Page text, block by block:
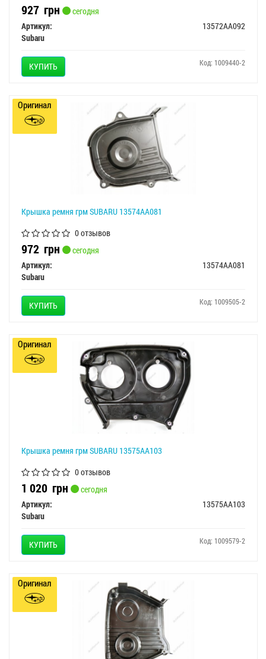
927 грн
сегодня
Артикул:
13572AA092
Subaru
КУПИТЬ Код: 1009440-2
Крышка ремня грм SUBARU 13574AA081
0 отзывов
972 грн
сегодня
Артикул:
13574AA081
Subaru
КУПИТЬ Код: 1009505-2
Оригинал
Крышка ремня грм SUBARU 13575AA103
0 отзывов
1 020 грн
сегодня
Артикул:
13575AA103
Subaru
КУПИТЬ Код: 1009579-2
Оригинал
Оригинал